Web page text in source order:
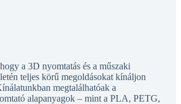
a 3D nyomtatás és a műszaki
teljes körű megoldásokat kínáljon
megtalálhatóak a
alapanyagok – mint a PLA, PETG,